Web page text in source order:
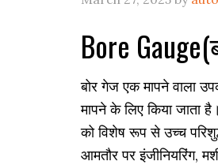
Bore
बोर गेज एक मापने वाला
मापने के लिए किया जाता
को विशेष रूप से उच्च
आमतौर पर इंजीनियरिंग,